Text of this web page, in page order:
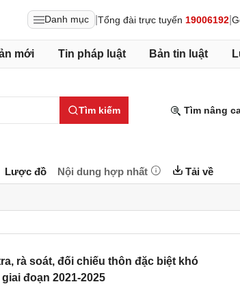
Danh mục Tổng đài trực tuyến 19006192
mới Tin pháp luật Bản tin luật
Tìm kiếm Tìm nâng
Lược đồ Nội dung hợp nhất Tải về
rà soát, đối chiếu thôn đặc biệt khó
đoạn 2021-2025